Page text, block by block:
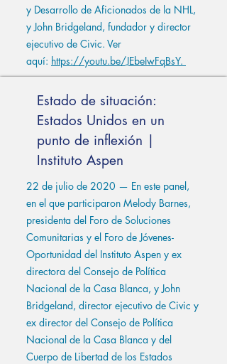
y Desarrollo de Aficionados de la NHL,
y John Bridgeland, fundador y director
ejecutivo de Civic. Ver
aquí: https://youtu.be/JEbeIwFqBsY.
Estado de situación:
Estados Unidos en un
punto de inflexión |
Instituto Aspen
22 de julio de 2020 — En este panel,
en el que participaron Melody Barnes,
presidenta del Foro de Soluciones
Comunitarias y el Foro de Jóvenes-
Oportunidad del Instituto Aspen y ex
directora del Consejo de Política
Nacional de la Casa Blanca, y John
Bridgeland, director ejecutivo de Civic y
ex director del Consejo de Política
Nacional de la Casa Blanca y del
Cuerpo de Libertad de los Estados